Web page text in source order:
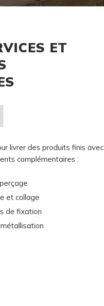
ET
livrer des produits finis avec,
complémentaires :
et collage
de fixation